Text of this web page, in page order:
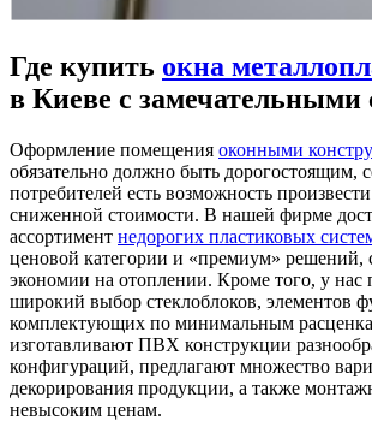
Где купить окна
в Киеве с замечательными
Оформление помещения оконными
обязательно должно быть дорогостоящим,
потребителей есть возможность
сниженной стоимости. В нашей фирме
ассортимент недорогих пластиковых
ценовой категории и «премиум» решений,
экономии на отоплении. Кроме того, у нас
широкий выбор стеклоблоков, элементов
комплектующих по минимальным
изготавливают ПВХ конструкции
конфигураций, предлагают множество
декорирования продукции, а также
невысоким ценам.